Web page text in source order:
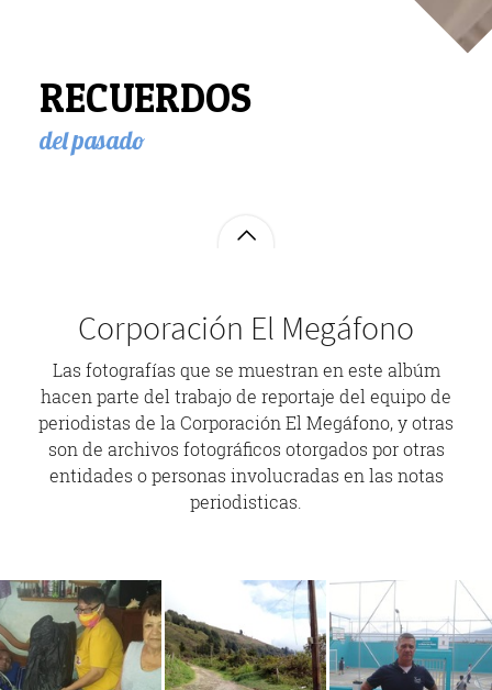
RECUERDOS
del pasado
Corporación El Megáfono
Las fotografías que se muestran en este albúm
hacen parte del trabajo de reportaje del equipo de
periodistas de la Corporación El Megáfono, y otras
son de archivos fotográficos otorgados por otras
entidades o personas involucradas en las notas
periodisticas.